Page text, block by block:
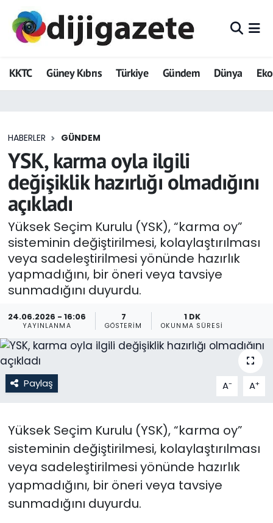
KKTC Güney Kıbrıs Türkiye Gündem Dünya
HABERLER GÜNDEM
YSK, karma oyla ilgili
değişiklik hazırlığı olmadığını
açıkladı
Yüksek Seçim Kurulu (YSK), “karma oy”
sisteminin değiştirilmesi, kolaylaştırılması
veya sadeleştirilmesi yönünde hazırlık
yapmadığını, bir öneri veya tavsiye
sunmadığını duyurdu.
24.06.2026 - 16:06
YAYINLANMA
7
GÖSTERIM
1 DK
OKUNMA SÜRESI
Paylaş A- A+
Yüksek Seçim Kurulu (YSK), “karma oy”
sisteminin değiştirilmesi, kolaylaştırılması
veya sadeleştirilmesi yönünde hazırlık
yapmadığını, bir öneri veya tavsiye
sunmadığını duyurdu.
ADVERTORIAL
Dijigazete
Eğitim
Ekonomi
Foto Galeri
GEZİ
Güncel
Gündem
KKTC
KKTC YEREL SEÇİM 2018
Kültür Sanat
Moda
Nöbetçi Eczaneler
Otomobil Dünyası
Hava Durumu
Trafik Durumu
Tüm Manşetler
Son Dakika Haberleri
Haber Arşivi